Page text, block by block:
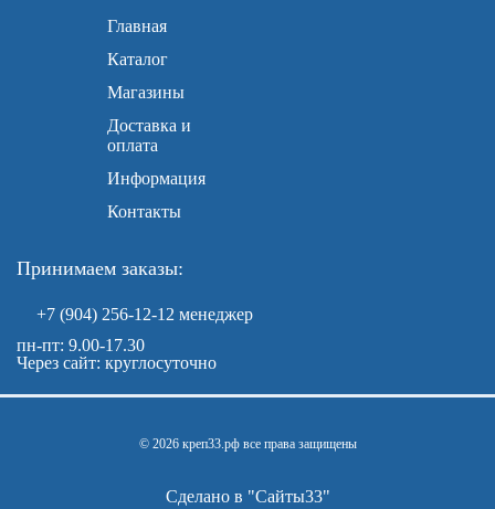
Главная
Каталог
Магазины
Доставка и
оплата
Информация
Контакты
Принимаем заказы:
+7 (904) 256-12-12 менеджер
пн-пт: 9.00-17.30
Через сайт: круглосуточно
© 2026 креп33.рф все права защищены
Сделано в "Сайты33"